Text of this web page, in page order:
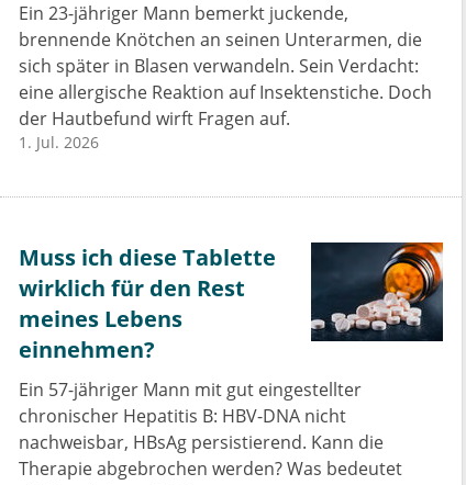
Ein 23-jähriger Mann bemerkt juckende,
brennende Knötchen an seinen Unterarmen, die
sich später in Blasen verwandeln. Sein Verdacht:
eine allergische Reaktion auf Insektenstiche. Doch
der Hautbefund wirft Fragen auf.
1. Jul. 2026
Muss ich diese Tablette
wirklich für den Rest
meines Lebens
einnehmen?
Ein 57-jähriger Mann mit gut eingestellter
chronischer Hepatitis B: HBV-DNA nicht
nachweisbar, HBsAg persistierend. Kann die
Therapie abgebrochen werden? Was bedeutet